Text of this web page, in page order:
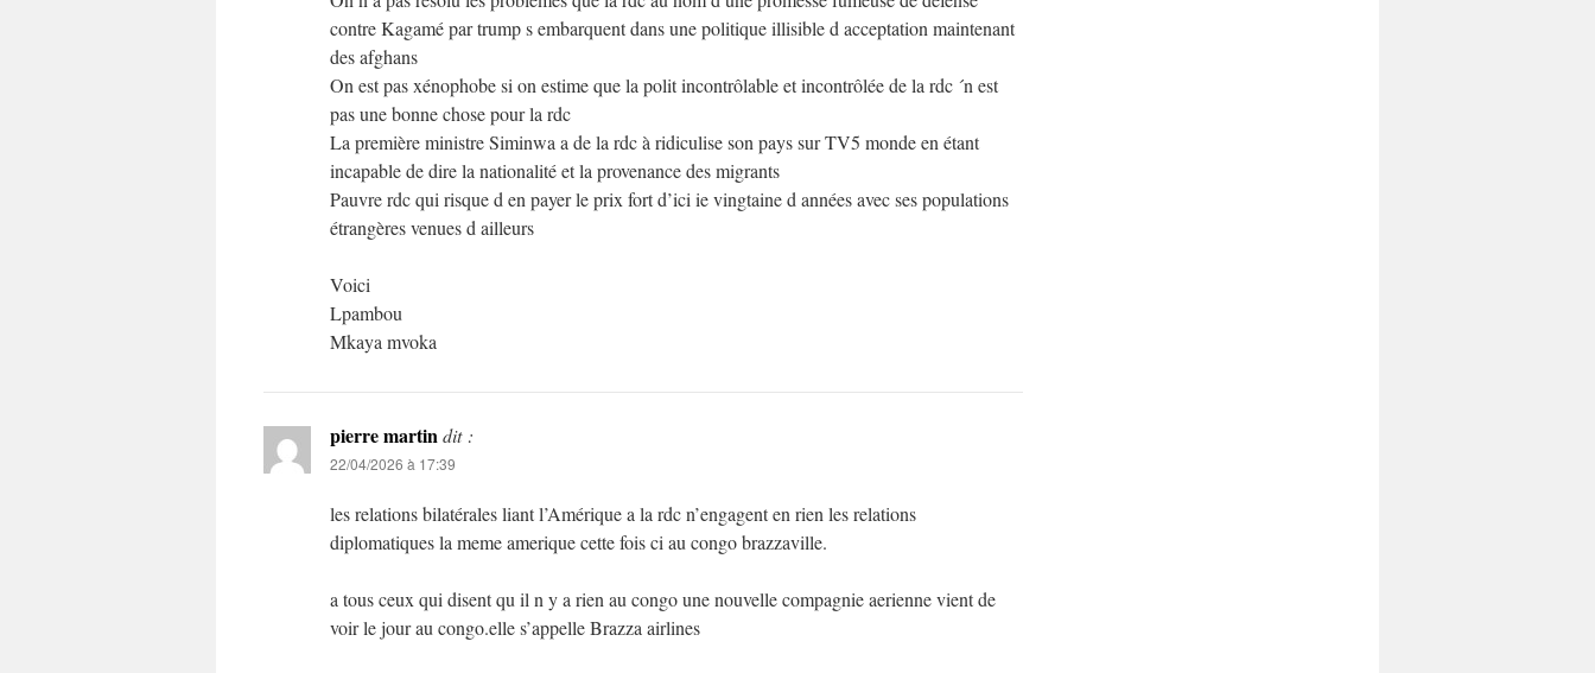
contre Kagamé par trump s embarquent dans une politique illisible d acceptation maintenant
des afghans
On est pas xénophobe si on estime que la polit incontrôlable et incontrôlée de la rdc ´n est
pas une bonne chose pour la rdc
La première ministre Siminwa a de la rdc à ridiculise son pays sur TV5 monde en étant
incapable de dire la nationalité et la provenance des migrants
Pauvre rdc qui risque d en payer le prix fort d’ici ie vingtaine d années avec ses populations
étrangères venues d ailleurs
Voici
Lpambou
Mkaya mvoka
pierre martindit :
22/04/2026 à 17:39
les relations bilatérales liant l’Amérique a la rdc n’engagent en rien les relations
diplomatiques la meme amerique cette fois ci au congo brazzaville.
a tous ceux qui disent qu il n y a rien au congo une nouvelle compagnie aerienne vient de
voir le jour au congo.elle s’appelle Brazza airlines